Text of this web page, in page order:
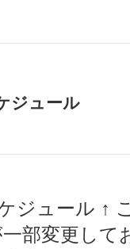
ジュール
ジュール ↑
一部変更し